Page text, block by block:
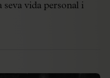
seva vida personal i